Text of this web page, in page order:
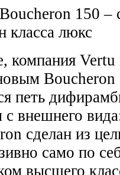
компания Vertu
петь
внешнего
сделан из
само по
высшего